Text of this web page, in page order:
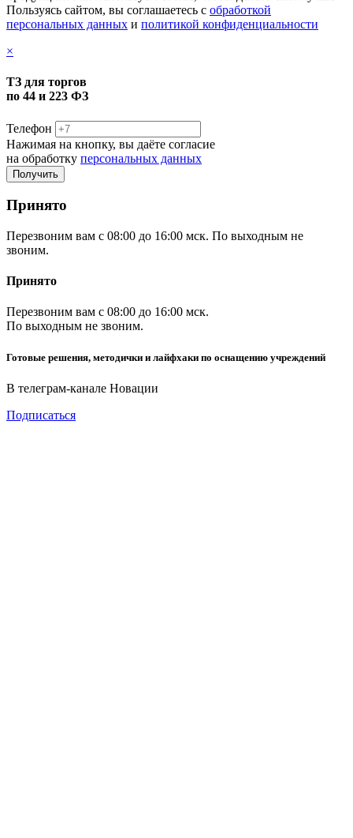
Пользуясь сайтом, вы соглашаетесь с обработкой
персональных данных и политикой конфиденциальности
×
ТЗ для торгов
по 44 и 223 ФЗ
Телефон
Нажимая на кнопку, вы даёте согласие
на обработку персональных данных
Принято
Перезвоним вам с 08:00 до 16:00 мск. По выходным не
звоним.
Принято
Перезвоним вам с 08:00 до 16:00 мск.
По выходным не звоним.
Готовые решения, методички и лайфхаки по оснащению учреждений
В телеграм-канале Новации
Подписаться